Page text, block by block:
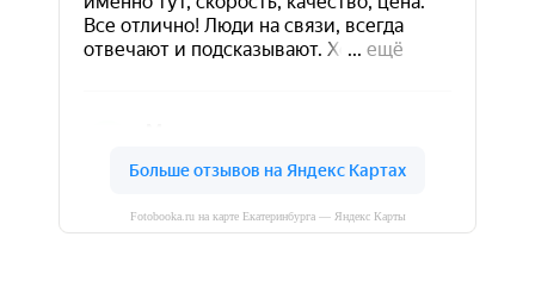
Fotobooka.ru на карте Екатеринбурга — Яндекс Карты